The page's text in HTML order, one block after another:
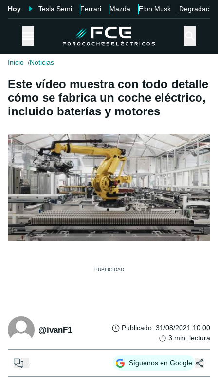
Hoy Tesla Semi Ferrari Mazda Elon Musk Degradación
Inicio Noticias
Este vídeo muestra con todo detalle
cómo se fabrica un coche eléctrico,
incluido baterías y motores
@ivanF1 Publicado: 31/08/2021 10:00
3 min. lectura
... Síguenos en Google